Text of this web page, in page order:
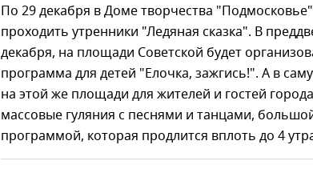
По 29 декабря в Доме творчества
проходить утренники "Ледяная сказка". В
декабря, на площади Советской будет
программа для детей "Елочка, зажгись!". А в
на этой же площади для жителей и гостей
массовые гуляния с песнями и танцами,
программой, которая продлится вплоть до 4